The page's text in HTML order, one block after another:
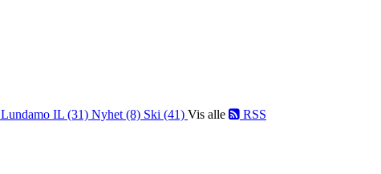
Lundamo IL (31) Nyhet (8) Ski (41) Vis alle RSS